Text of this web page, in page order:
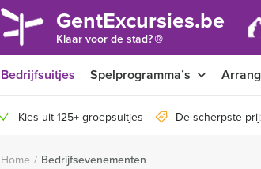
GentExcursies.be
Klaar voor de stad?®
Bedrijfsuitjes Spelprogramma’s
Kies uit 125+ groepsuitjes De scherpste
Home / Bedrijfsevenementen